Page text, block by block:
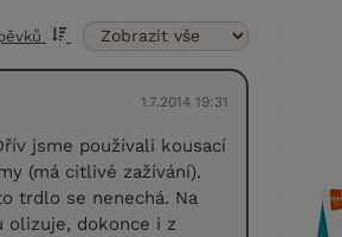
1.7.2014 19:31
jsme používali kousací
(má citlivé zažívání).
trdlo se nenechá. Na
olizuje, dokonce i z